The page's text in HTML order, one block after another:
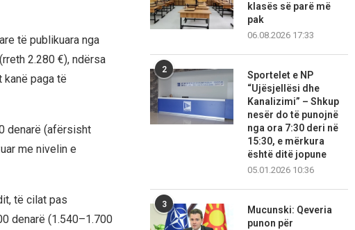
të publikuara nga
2.280 €), ndërsa
paga të
denarë (afërsisht
me nivelin e
të cilat pas
denarë (1.540–1.700
klasës së parë më
pak
06.08.2026 17:33
2
Sportelet e NP
“Ujësjellësi dhe
Kanalizimi” – Shkup
nesër do të punojnë
nga ora 7:30 deri në
15:30, e mërkura
është ditë jopune
05.01.2026 10:36
3
Mucunski: Qeveria
punon për